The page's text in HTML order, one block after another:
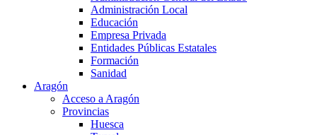
Administración Local
Educación
Empresa Privada
Entidades Públicas Estatales
Formación
Sanidad
Aragón
Acceso a Aragón
Provincias
Huesca